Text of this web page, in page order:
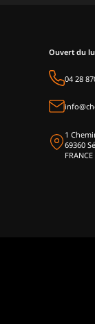
Ouvert du
04 28
1
69360
FRANCE